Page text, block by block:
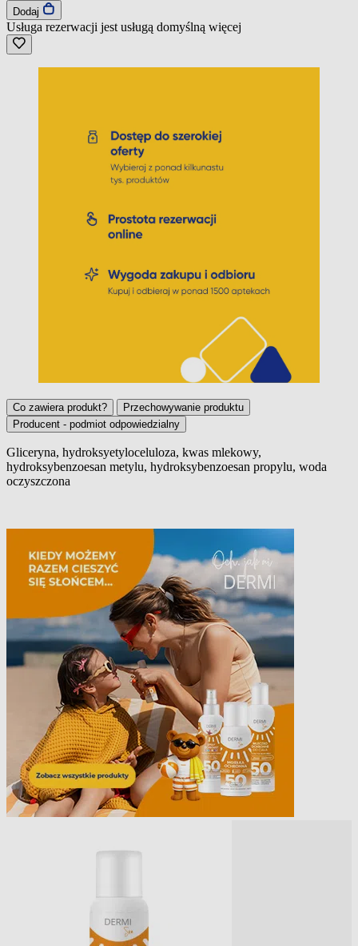
Dodaj
Usługa rezerwacji jest usługą domyślną więcej
Co zawiera produkt?
Przechowywanie produktu
Producent - podmiot odpowiedzialny
Co zawiera produkt?
Gliceryna, hydroksyetyloceluloza, kwas mlekowy,
hydroksybenzoesan metylu, hydroksybenzoesan propylu, woda
oczyszczona